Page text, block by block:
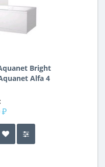
Bright
Alfa 4
₽